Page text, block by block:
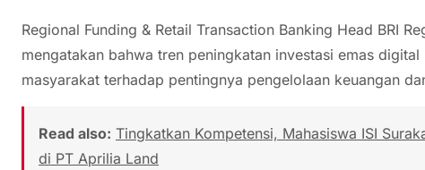
Regional Funding & Retail Transaction Banking Head BRI
mengatakan bahwa tren peningkatan investasi emas
masyarakat terhadap pentingnya pengelolaan keuangan
Read also: Tingkatkan Kompetensi, Mahasiswa ISI
di PT Aprilia Land